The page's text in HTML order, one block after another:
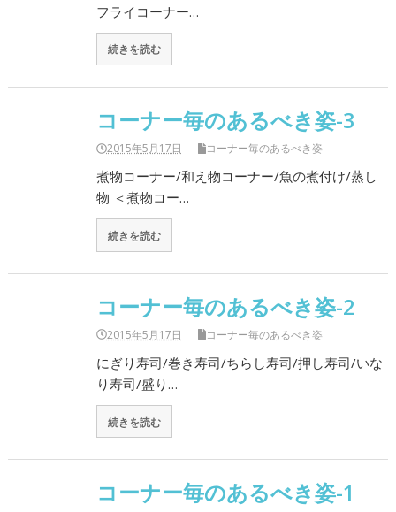
フライコーナー…
続きを読む
コーナー毎のあるべき姿-3
2015年5月17日 コーナー毎のあるべき姿
煮物コーナー/和え物コーナー/魚の煮付け/蒸し
物 ＜煮物コー…
続きを読む
コーナー毎のあるべき姿-2
2015年5月17日 コーナー毎のあるべき姿
にぎり寿司/巻き寿司/ちらし寿司/押し寿司/いな
り寿司/盛り…
続きを読む
コーナー毎のあるべき姿-1